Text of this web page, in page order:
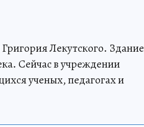
Лекутского. Здание
Сейчас в учреждении
ученых, педагогах и